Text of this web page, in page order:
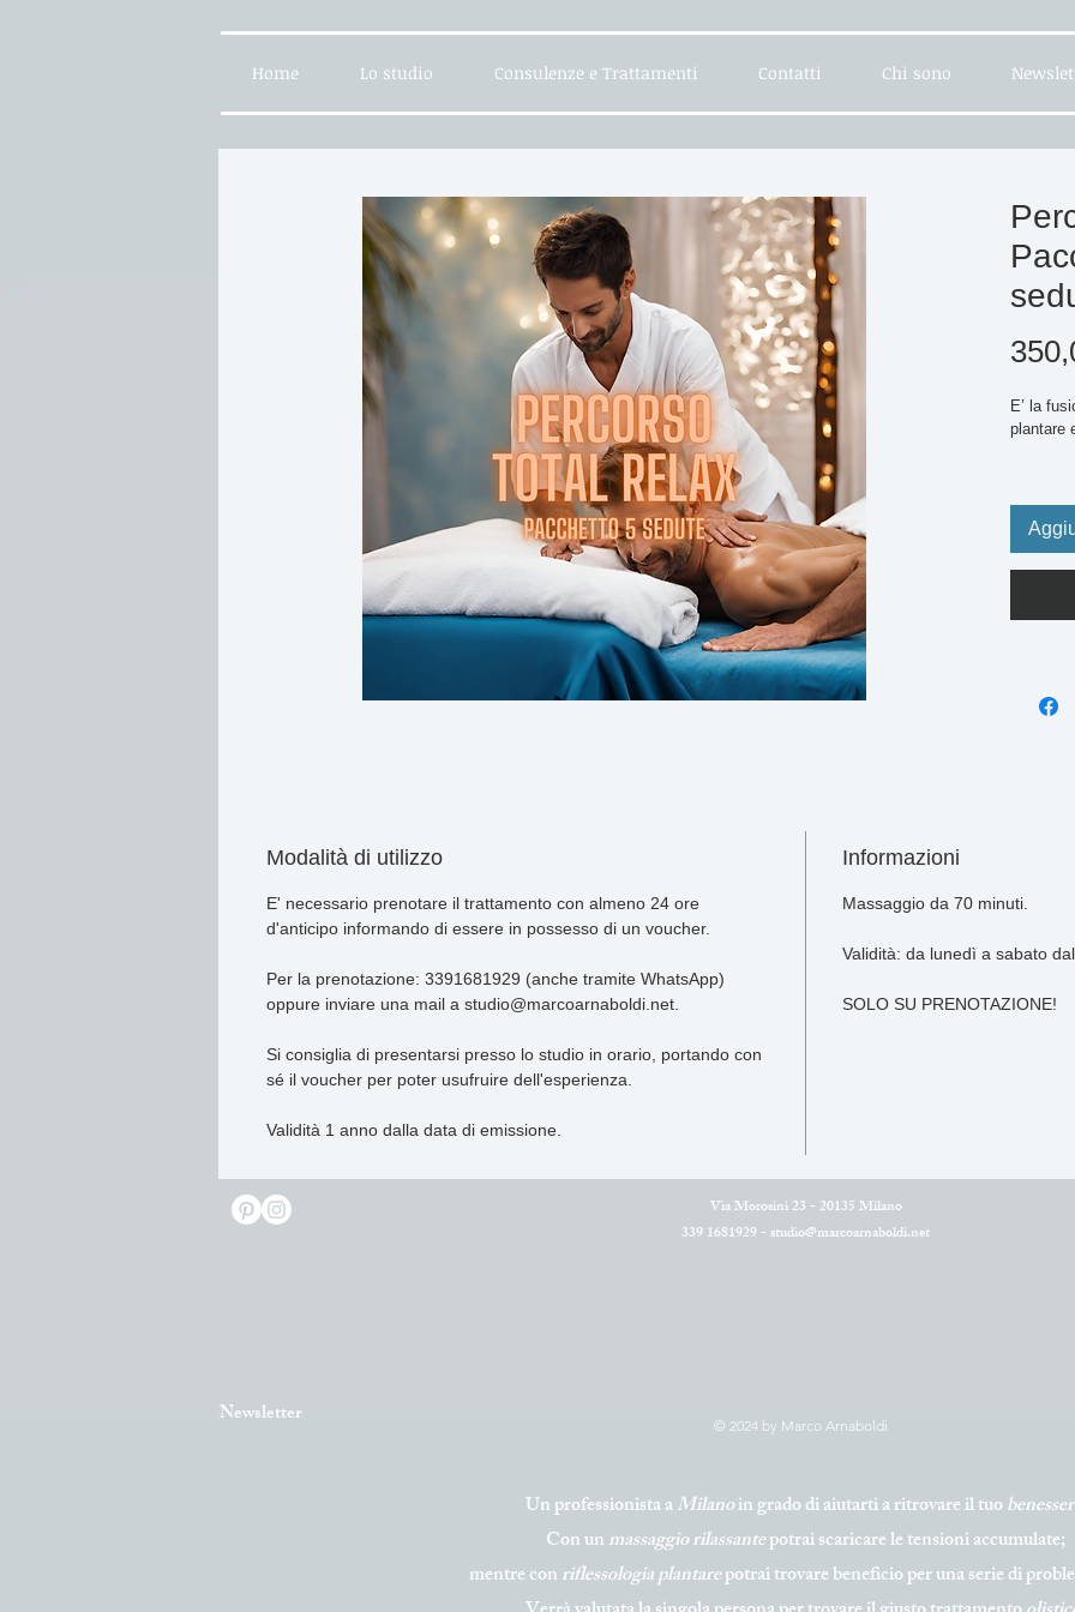
Home Lo studio Consulenze e Trattamenti Contatti Chi sono
E’ la
plantare
punti di
Modalità di utilizzo
E' necessario prenotare il trattamento con almeno 24 ore
d'anticipo informando di essere in possesso di un voucher.
Per la prenotazione: 3391681929 (anche tramite WhatsApp)
oppure inviare una mail a studio@marcoarnaboldi.net.
Si consiglia di presentarsi presso lo studio in orario, portando con
sé il voucher per poter usufruire dell'esperienza.
Validità 1 anno dalla data di emissione.
Informazioni
Massaggio da 70 minuti.
Validità: da lunedì a sabato
SOLO SU PRENOTAZIONE!
Newsletter
Via Morosini 23 - 20135 Milano
339 1681929 - studio@marcoarnaboldi.net
© 2024 by Marco Arnaboldi
Un professionista aMilanoin grado di aiutarti a ritrovare il tuo
Con unmassaggiorilassantepotrai scaricare le tensioni accumulate;
mentre conriflessologiaplantarepotrai trovare beneficio per una serie di